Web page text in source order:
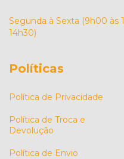
Segunda à Sexta (9h00 às
14h30)
Políticas
Política de Privacidade
Política de Troca e
Devolução
Política de Envio